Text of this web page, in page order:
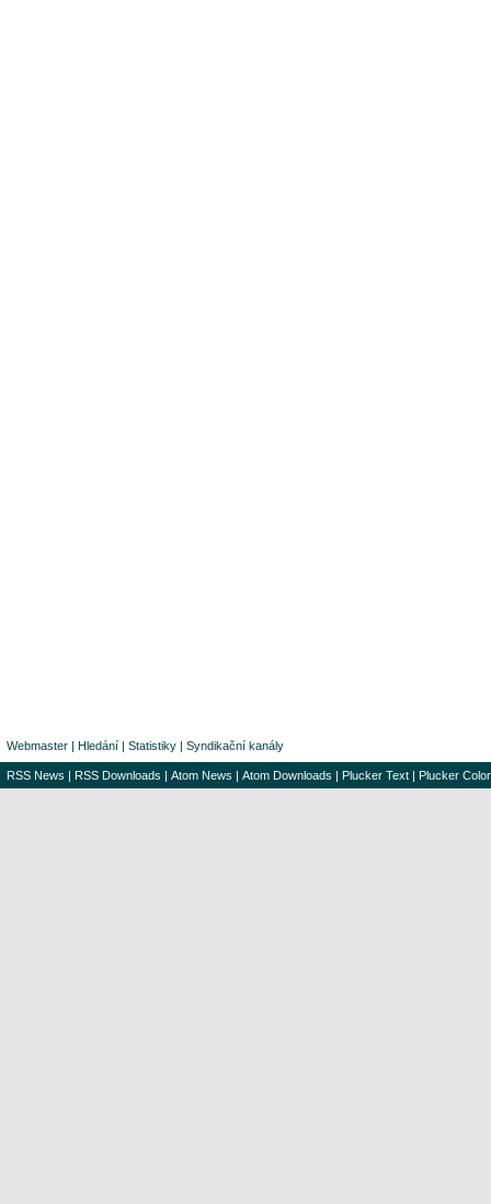
Webmaster | Hledání | Statistiky | Syndikační kanály
RSS News | RSS Downloads | Atom News | Atom Downloads | Plucker Text | Plucker Color